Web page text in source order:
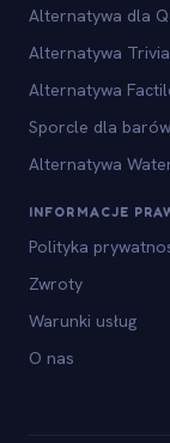
Alternatywa dla
Alternatywa
Alternatywa
Sporcle dla barów
Alternatywa
INFORMACJE
Polityka
Zwroty
Warunki usług
O nas